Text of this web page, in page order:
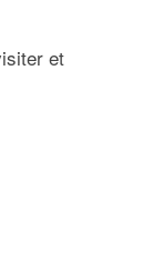
et